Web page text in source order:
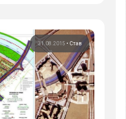
31.08.2015 • Став